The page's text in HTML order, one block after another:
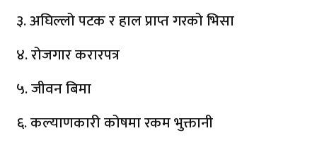
३. अघिल्लो पटक र हाल प्राप्त गरको भिसा
४. रोजगार करारपत्र
५. जीवन बिमा
६. कल्याणकारी कोषमा रकम भुक्तानी